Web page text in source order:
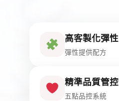
高客製化彈性
彈性提供配方
精準品質管控
五點品控系統